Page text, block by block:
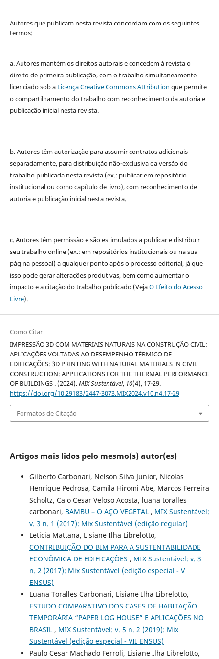
Autores que publicam nesta revista concordam com os seguintes
termos:
a. Autores mantém os direitos autorais e concedem à revista o
direito de primeira publicação, com o trabalho simultaneamente
licenciado sob a Licença Creative Commons Attribution que permite
o compartilhamento do trabalho com reconhecimento da autoria e
publicação inicial nesta revista.
b. Autores têm autorização para assumir contratos adicionais
separadamente, para distribuição não-exclusiva da versão do
trabalho publicada nesta revista (ex.: publicar em repositório
institucional ou como capítulo de livro), com reconhecimento de
autoria e publicação inicial nesta revista.
c. Autores têm permissão e são estimulados a publicar e distribuir
seu trabalho online (ex.: em repositórios institucionais ou na sua
página pessoal) a qualquer ponto após o processo editorial, já que
isso pode gerar alterações produtivas, bem como aumentar o
impacto e a citação do trabalho publicado (VejaO Efeito do Acesso
Livre).
Como Citar
IMPRESSÃO 3D COM MATERIAIS NATURAIS NA CONSTRUÇÃO CIVIL:
APLICAÇÕES VOLTADAS AO DESEMPENHO TÉRMICO DE
EDIFICAÇÕES: 3D PRINTING WITH NATURAL MATERIALS IN CIVIL
CONSTRUCTION: APPLICATIONS FOR THE THERMAL PERFORMANCE
OF BUILDINGS . (2024).MIX Sustentável, 10(4), 17-29.
https://doi.org/10.29183/2447-3073.MIX2024.v10.n4.17-29
Formatos de Citação
Artigos mais lidos pelo mesmo(s) autor(es)
Gilberto Carbonari, Nelson Silva Junior, Nicolas
Henrique Pedrosa, Camila Hiromi Abe, Marcos Ferreira
Scholtz, Caio Cesar Veloso Acosta, luana toralles
carbonari, BAMBU – O AÇO VEGETAL , MIX Sustentável:
v. 3 n. 1 (2017): Mix Sustentável (edição regular)
Leticia Mattana, Lisiane Ilha Librelotto,
CONTRIBUIÇÃO DO BIM PARA A SUSTENTABILIDADE
ECONÔMICA DE EDIFICAÇÕES , MIX Sustentável: v. 3
n. 2 (2017): Mix Sustentável (edição especial - V
ENSUS)
Luana Toralles Carbonari, Lisiane Ilha Librelotto,
ESTUDO COMPARATIVO DOS CASES DE HABITAÇÃO
TEMPORÁRIA “PAPER LOG HOUSE” E APLICAÇÕES NO
BRASIL , MIX Sustentável: v. 5 n. 2 (2019): Mix
Sustentável (edição especial - VII ENSUS)
Paulo Cesar Machado Ferroli, Lisiane Ilha Librelotto,